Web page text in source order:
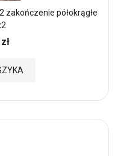
zakończenie półokrągłe